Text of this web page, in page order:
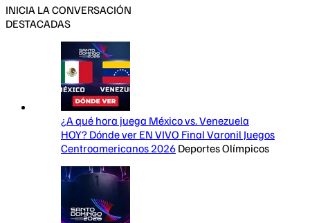
INICIA LA CONVERSACIÓN
DESTACADAS
¿A qué hora juega México vs. Venezuela
HOY? Dónde ver EN VIVO Final Varonil Juegos
Centroamericanos 2026 Deportes Olímpicos